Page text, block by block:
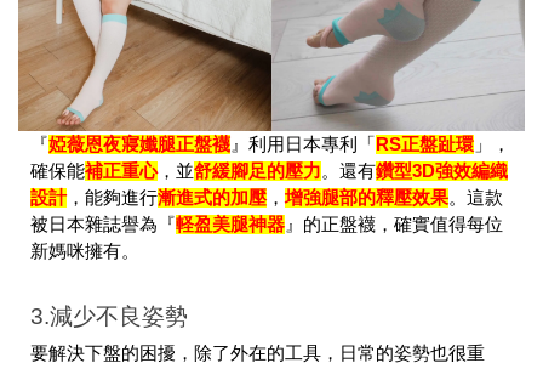
『婭薇恩夜寢孅腿正盤襪 』利用日本專利「 RS正盤趾環 」，
確保能補正重心，並舒緩腳足的壓力。還有鑽型3D強效編織
設計，能夠進行漸進式的加壓 ，增強腿部的釋壓效果。這款
被日本雜誌譽為『軽盈美腿神器 』的正盤襪，確實值得每位
新媽咪擁有。
3.減少不良姿勢
要解決下盤的困擾，除了外在的工具，日常的姿勢也很重